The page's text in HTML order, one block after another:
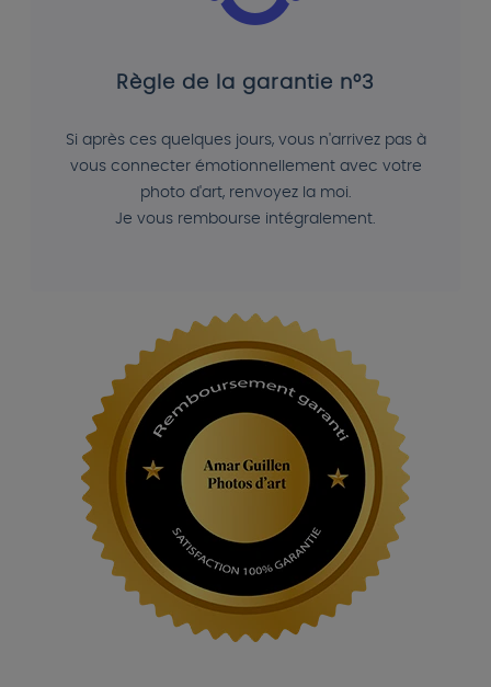
Règle de la garantie n°3
Si après ces quelques jours, vous n'arrivez pas à
vous connecter émotionnellement avec votre
photo d'art, renvoyez la moi.
Je vous rembourse intégralement.